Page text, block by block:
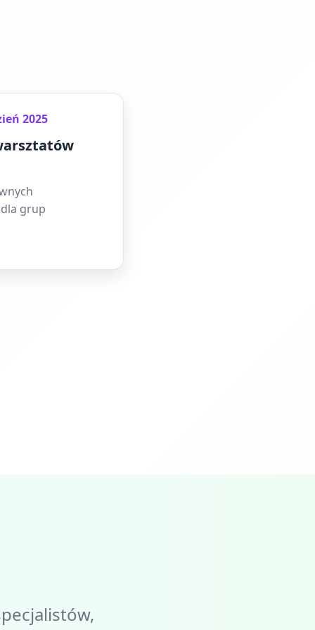
2025
grup